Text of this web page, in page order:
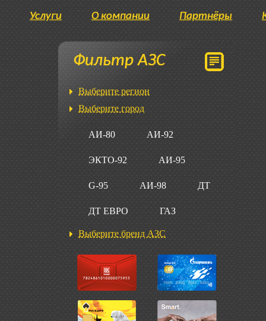
Услуги О компании Партнёры
Фильтр АЗС
Выберите регион
Выберите город
АИ-80 АИ-92
ЭКТО-92 АИ-95
G-95 АИ-98 ДТ
ДТ ЕВРО ГАЗ
Выберите бренд АЗС